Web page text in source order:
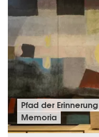
Pfad der
Memoria